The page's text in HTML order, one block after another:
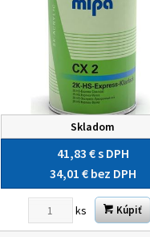
Skladom
41,83 €s DPH
34,01 € bez DPH
ks Kúpiť